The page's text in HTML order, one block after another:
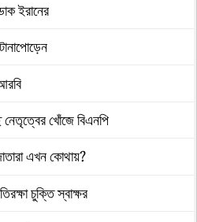
ইরানের
খোঁজে বিএনপি
এখন কোথায়?
চুক্তি স্বাক্ষর